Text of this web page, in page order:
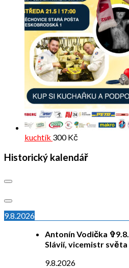
kuchtík 300Kč
Historický kalendář
9.8.2026
Antonín Vodička
Slávií, vicemistr světa
9.8.2026